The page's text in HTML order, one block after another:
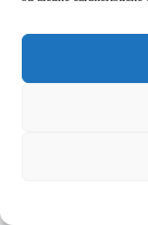
By
nuove ricerche